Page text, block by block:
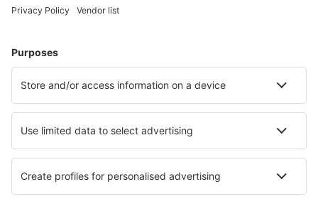
Hotely in Sevierville Hotely ve Philadelphii
Hotely v Lake Havasu City Hotely in Palm Desert
Nejlepší hotely - města